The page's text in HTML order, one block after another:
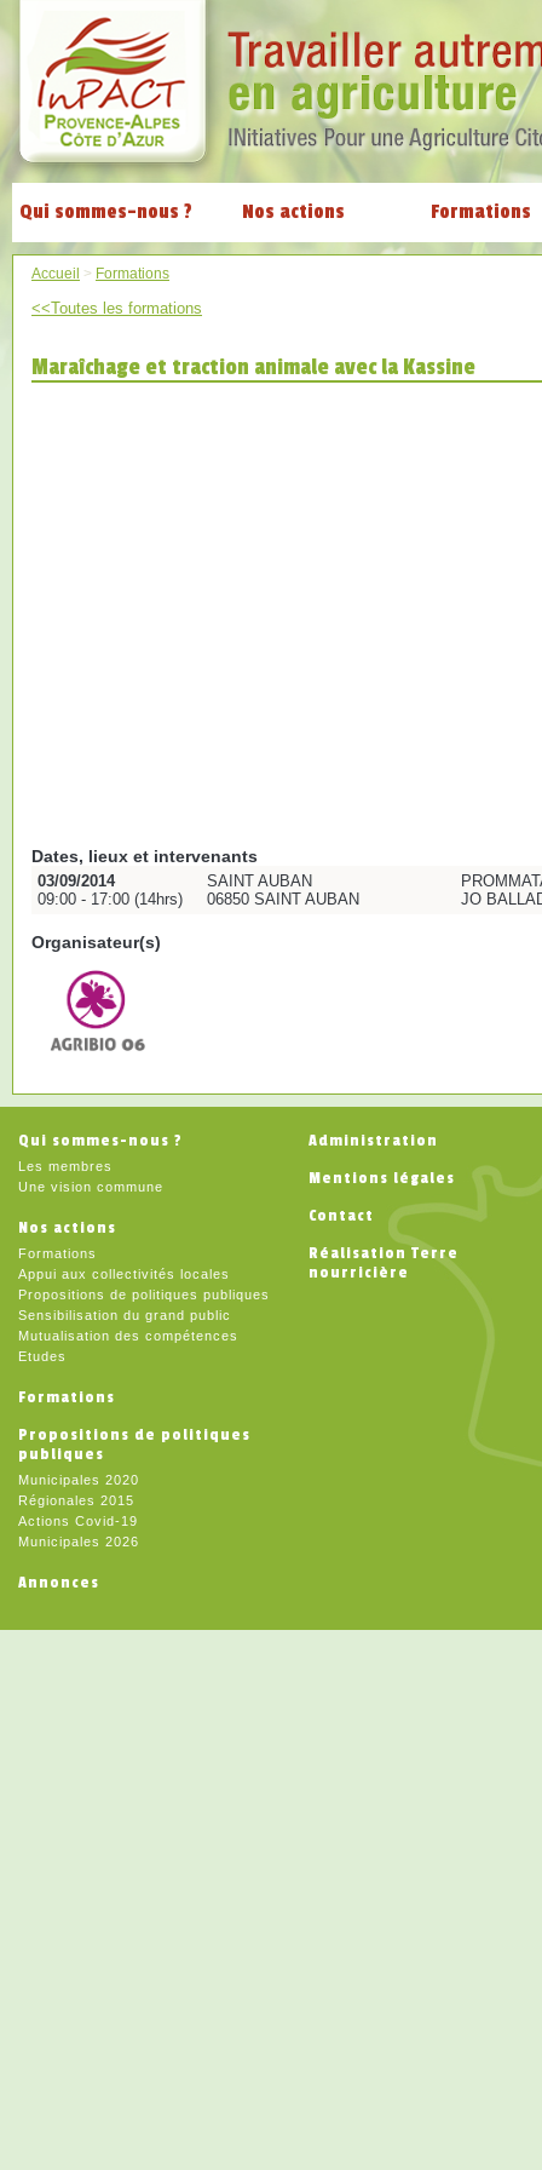
Qui sommes-nous ? Nos actions Formations
Accueil > Formations
<<Toutes les formations
Maraîchage et traction animale avec la Kassine
Dates, lieux et intervenants
03/09/2014
09:00 - 17:00 (14hrs)
SAINT AUBAN
06850 SAINT AUBAN
JO
Organisateur(s)
Qui sommes-nous ?
Les membres
Une vision commune
Nos actions
Formations
Appui aux collectivités locales
Propositions de politiques publiques
Sensibilisation du grand public
Mutualisation des compétences
Etudes
Formations
Propositions de politiques
publiques
Municipales 2020
Régionales 2015
Actions Covid-19
Municipales 2026
Annonces
Administration
Mentions légales
Contact
Réalisation Terre
nourricière